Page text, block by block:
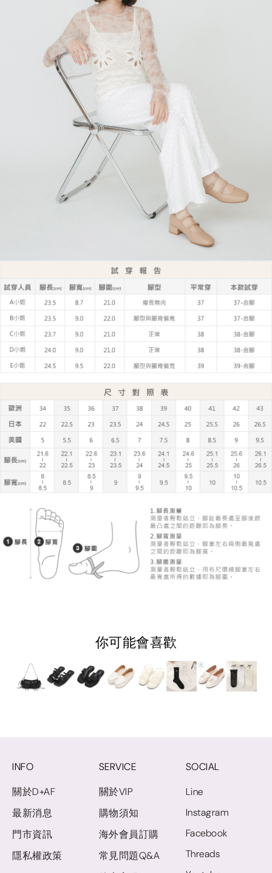
你可能會喜歡
INFO
關於D+AF
最新消息
門市資訊
隱私權政策
SERVICE
關於VIP
購物須知
海外會員訂購
常見問題Q&A
SOCIAL
Line
Instagram
Facebook
Threads